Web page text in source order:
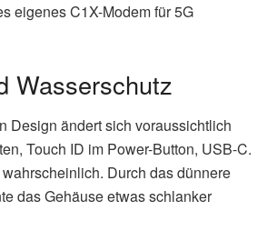
eigenes C1X-Modem für 5G
Wasserschutz
Design ändert sich voraussichtlich
Touch ID im Power-Button, USB-C.
Durch das dünnere
das Gehäuse etwas schlanker